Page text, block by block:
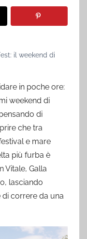
il weekend di
in poche ore:
weekend di
di
che tra
e mare
più furba è
Vitale, Galla
lasciando
di correre da una